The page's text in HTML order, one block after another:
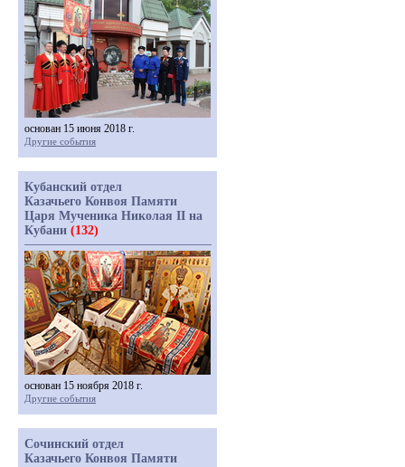
основан 15 июня 2018 г.
Другие события
Кубанский отдел
Казачьего Конвоя Памяти
Царя Мученика Николая II на
Кубани (132)
основан 15 ноября 2018 г.
Другие события
Сочинский отдел
Казачьего Конвоя Памяти